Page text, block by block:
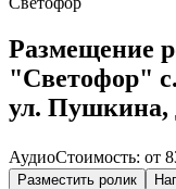
Размещение
"Светофор"
ул. Пушкина,
АудиоСтоимость: от
Разместить ролик